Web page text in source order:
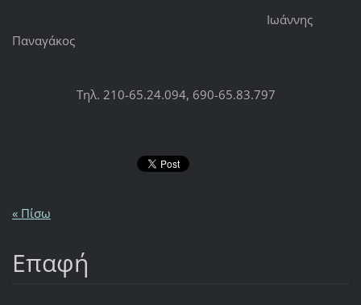
Ιωάννης
Παναγάκος
Τηλ. 210-65.24.094, 690-65.83.797
« Πίσω
Επαφή